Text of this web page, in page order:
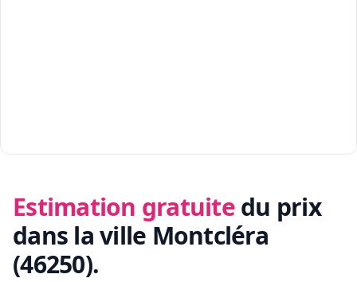
Estimation gratuite du prix
dans la ville Montcléra
(46250).